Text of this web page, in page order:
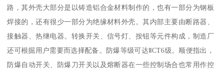
路，其外壳大部分是以铸造铝合金材料制作的，也有一部分为钢板
焊接的，还有很少一部分为绝缘材料外壳。其内部主要由断路器、
接触器、热继电器。转换开关、信号灯、按钮等元件构成，制造厂
还可根掘用户需要而选择配备。防爆等级可达ⅡCT6级。顺便指出，
防爆自动开关、防爆刀开关以及熔断器在一些控制场合也常用作控